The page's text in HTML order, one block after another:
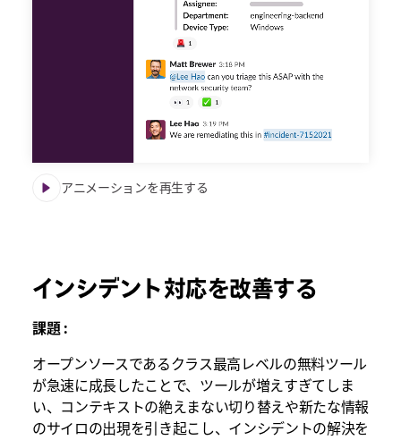
アニメーションを再生する
インシデント対応を改善する
課題 :
オープンソースであるクラス最高レベルの無料ツール
が急速に成長したことで、ツールが増えすぎてしま
い、コンテキストの絶えまない切り替えや新たな情報
のサイロの出現を引き起こし、インシデントの解決を